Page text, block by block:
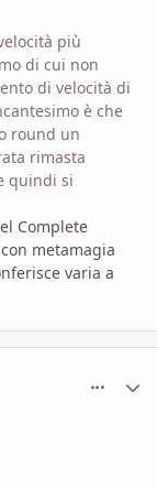
più
di cui non
di velocità di
è che
round un
rimasta
quindi si
Complete
metamagia
varia a